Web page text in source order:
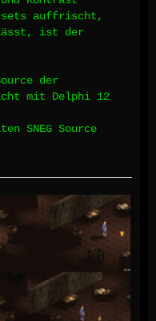
auffrischt,
lässt, ist der
der
mit Delphi 12
SNEG Source